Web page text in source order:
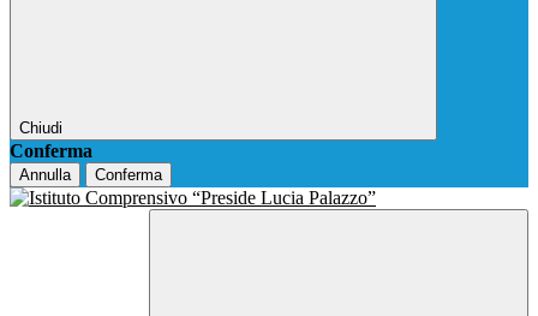
Chiudi
Conferma
Annulla Conferma